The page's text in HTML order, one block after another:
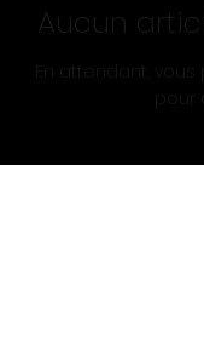
Aucun
En attendant,